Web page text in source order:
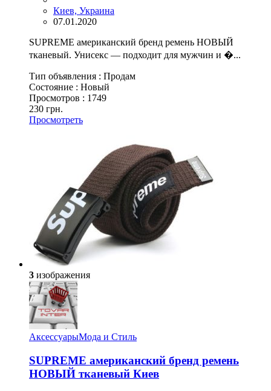
Киев, Украина
07.01.2020
SUPREME американский бренд ремень НОВЫЙ
тканевый. Унисекс — подходит для мужчин и �...
Тип объявления : Продам
Состояние : Новый
Просмотров : 1749
230 грн.
Просмотреть
3 изображения
АксессуарыМода и Стиль
SUPREME американский бренд ремень
НОВЫЙ тканевый Киев